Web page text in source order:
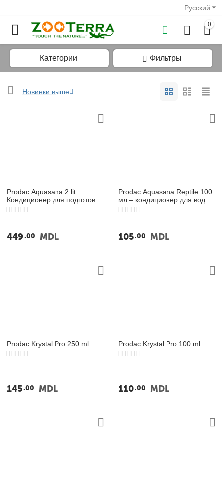
Русский
0
Категории Фильтры
Новинки выше
Prodac Aquasana 2 lit
Кондиционер для подготовки
аквариумной воды
449 00 MDL
Prodac Aquasana Reptile 100
мл – кондиционер для воды
для водных черепах и
105 00 MDL
Prodac Krystal Pro 250 ml
145 00 MDL
Prodac Krystal Pro 100 ml
110 00 MDL